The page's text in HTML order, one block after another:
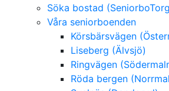
Söka bostad
Våra seniorboenden
Körsbärsvägen
Liseberg (Älvsjö)
Ringvägen
Röda bergen